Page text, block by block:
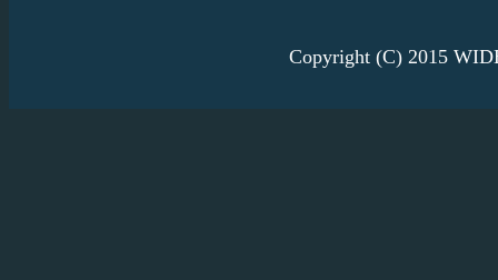
Copyright (C) 2015